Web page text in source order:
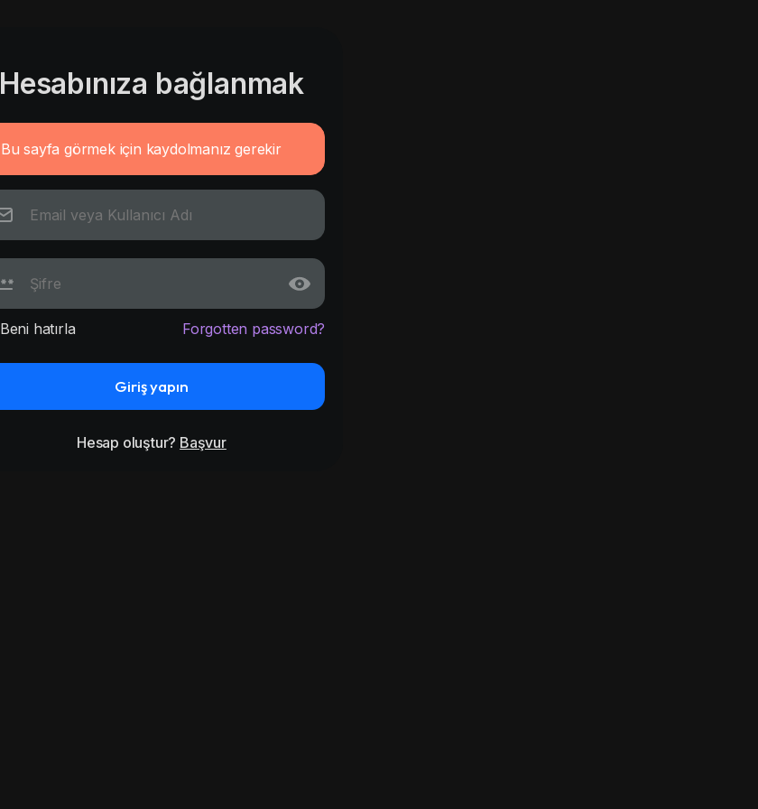
Hesabınıza bağlanmak
Bu sayfa görmek için kaydolmanız gerekir
Beni hatırla Forgotten password?
Giriş yapın
Hesap oluştur? Başvur